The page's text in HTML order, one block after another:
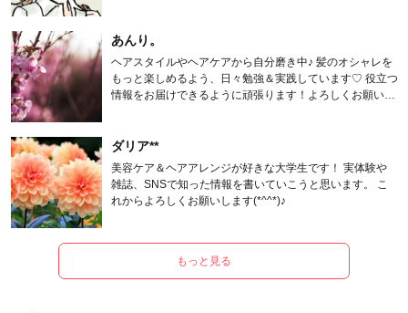
あんり。
ヘアスタイルやヘアケアから自分磨き中♪ 髪のオシャレを
もっと楽しめるよう、日々勉強＆実践しています♡ 役立つ
情報をお届けできるように頑張ります！よろしくお願いし
ダリア**
美容ケア＆ヘアアレンジが好きな大学生です！ 実体験や
雑誌、SNSで知った情報を書いていこうと思います。 こ
れからよろしくお願いします(*^^*)♪
もっと見る